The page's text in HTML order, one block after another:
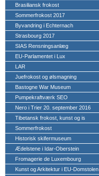
Brasiliansk frokost
Sommerfrokost 2017
Byvandring i Echternach
Strasbourg 2017
SIAS Rensningsanlæg
EU-Parlamentet i Lux
LAR
Juefrokost og ølsmagning
Bastogne War Museum
Pumpekraftværk SEO
Nero i Trier 20. september 2016
Tibetansk frokost, kunst og is
Sommerfrokost
Historisk skifermuseum
Ædelstene i Idar-Oberstein
Fromagerie de Luxembourg
Kunst og Arkitektur i EU-Domstolen